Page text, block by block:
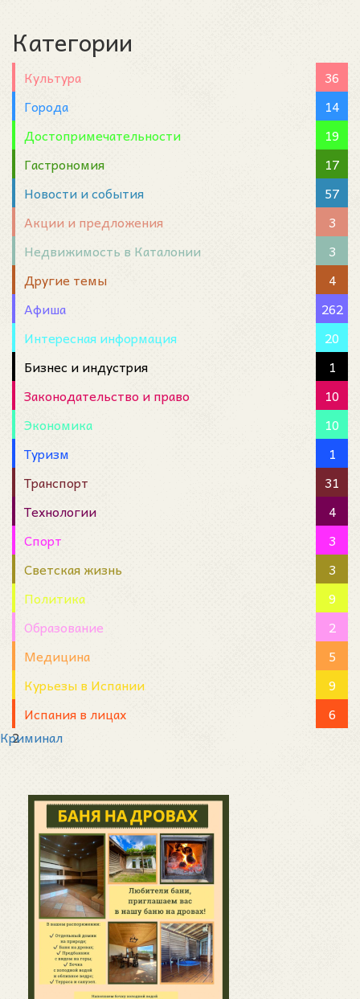
Категории
Культура
36
Города
14
Достопримечательности
19
Гастрономия
17
Новости и события
57
Акции и предложения
3
Недвижимость в Каталонии
3
Другие темы
4
Афиша
262
Интересная информация
20
Бизнес и индустрия
1
Законодательство и право
10
Экономика
10
Туризм
1
Транспорт
31
Технологии
4
Спорт
3
Светская жизнь
3
Политика
9
Образование
2
Медицина
5
Курьезы в Испании
9
Испания в лицах
6
Криминал
2